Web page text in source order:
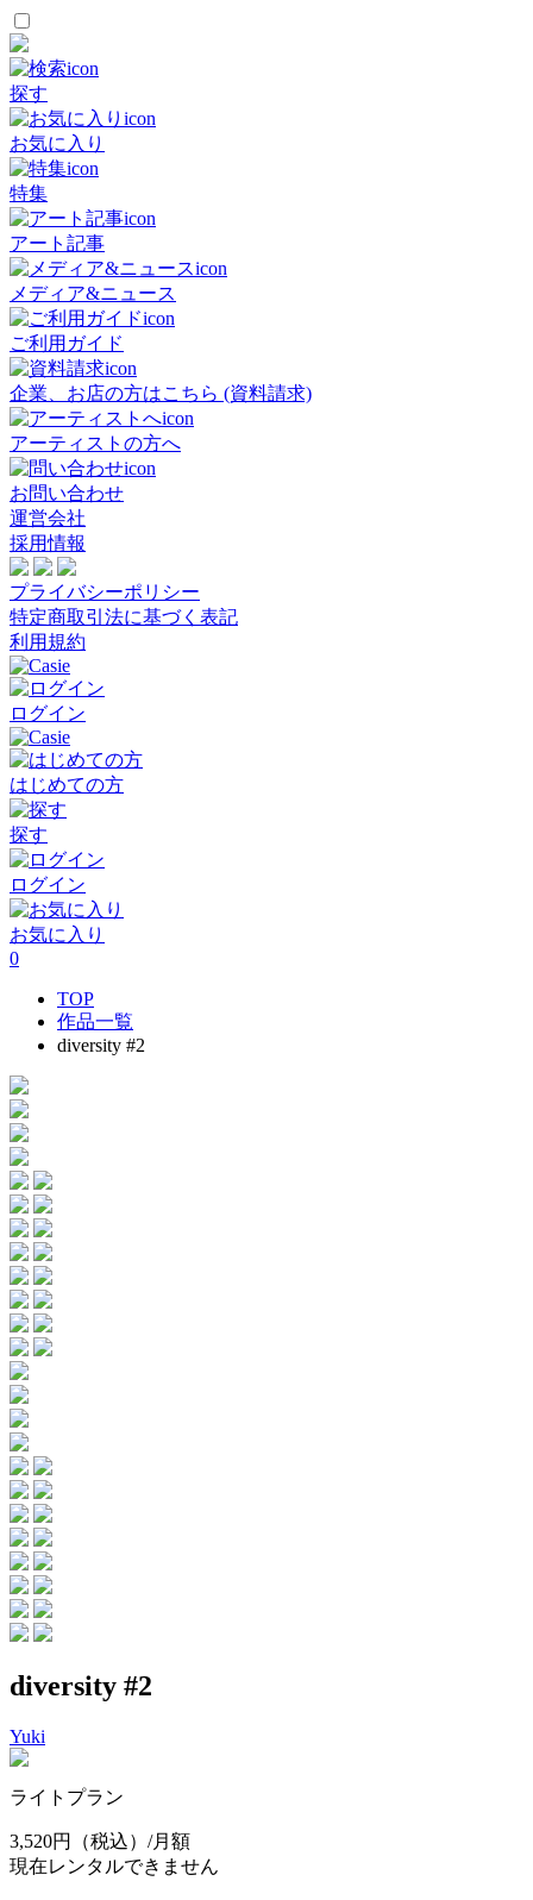
探す
お気に入り
特集
アート記事
メディア&ニュース
ご利用ガイド
企業、お店の方はこちら (資料請求)
アーティストの方へ
お問い合わせ
運営会社
採用情報
プライバシーポリシー
特定商取引法に基づく表記
利用規約
ログイン
はじめての方
探す
ログイン
お気に入り
0
TOP
作品一覧
diversity #2
diversity #2
Yuki
ライトプラン
3,520円
（税込）/月額
現在レンタルできません